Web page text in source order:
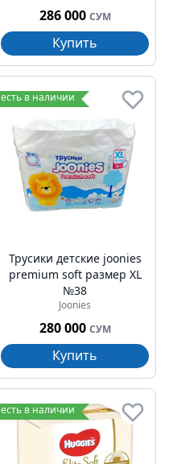
286 000 СУМ
Купить
есть в наличии
Трусики детские joonies
premium soft размер XL
№38
Joonies
280 000 СУМ
Купить
есть в наличии